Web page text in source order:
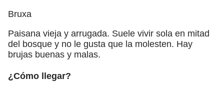
Bruxa
Paisana vieja y arrugada. Suele vivir sola en mitad
del bosque y no le gusta que la molesten. Hay
brujas buenas y malas.
¿Cómo llegar?